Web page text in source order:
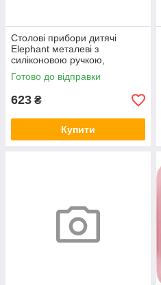
Столові прибори дитячі
Elephant металеві з
силіконовою ручкою,
рожевий 100 All FreeON
Готово до відправки
623 ₴
Купити